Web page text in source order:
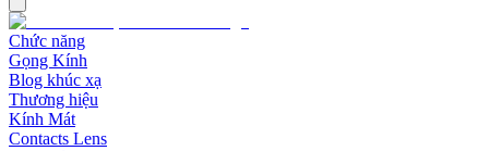
Chức năng
Gọng Kính
Blog khúc xạ
Thương hiệu
Kính Mát
Contacts Lens